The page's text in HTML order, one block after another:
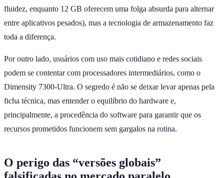
fluidez, enquanto 12 GB oferecem uma folga absurda para alternar
entre aplicativos pesados), mas a tecnologia de armazenamento faz
toda a diferença.
Por outro lado, usuários com uso mais cotidiano e redes sociais
podem se contentar com processadores intermediários, como o
Dimensity 7300-Ultra. O segredo é não se deixar levar apenas pela
ficha técnica, mas entender o equilíbrio do hardware e,
principalmente, a procedência do software para garantir que os
recursos prometidos funcionem sem gargalos na rotina.
O perigo das “versões globais”